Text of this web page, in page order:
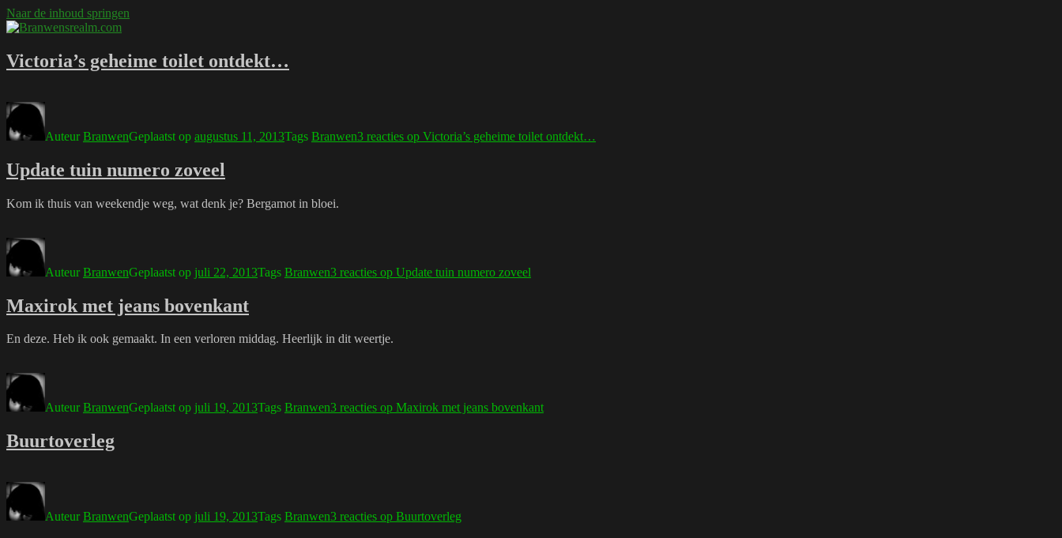
Naar de inhoud springen
Branwensrealm.com
Victoria’s geheime toilet ontdekt…
AuteurBranwenGeplaatst op augustus 11, 2013Tags Branwen3 reacties op Victoria’s geheime toilet ontdekt…
Update tuin numero zoveel
Kom ik thuis van weekendje weg, wat denk je? Bergamot in bloei.
AuteurBranwenGeplaatst op juli 22, 2013Tags Branwen3 reacties op Update tuin numero zoveel
Maxirok met jeans bovenkant
En deze. Heb ik ook gemaakt. In een verloren middag. Heerlijk in dit weertje.
AuteurBranwenGeplaatst op juli 19, 2013Tags Branwen3 reacties op Maxirok met jeans bovenkant
Buurtoverleg
AuteurBranwenGeplaatst op juli 19, 2013Tags Branwen3 reacties op Buurtoverleg